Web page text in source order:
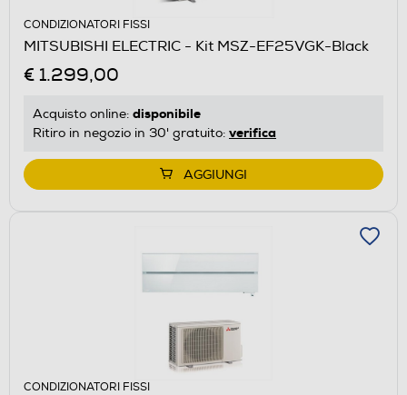
CONDIZIONATORI FISSI
MITSUBISHI ELECTRIC - Kit MSZ-EF25VGK-Black
€ 1.299,00
Acquisto online: disponibile
Ritiro in negozio in 30' gratuito: verifica
AGGIUNGI
CONDIZIONATORI FISSI